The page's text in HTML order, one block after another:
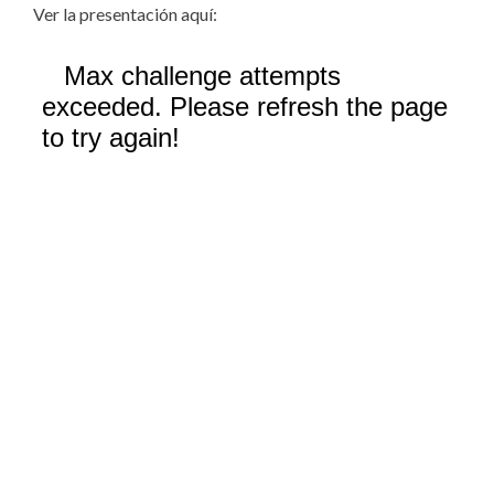
Ver la presentación aquí: